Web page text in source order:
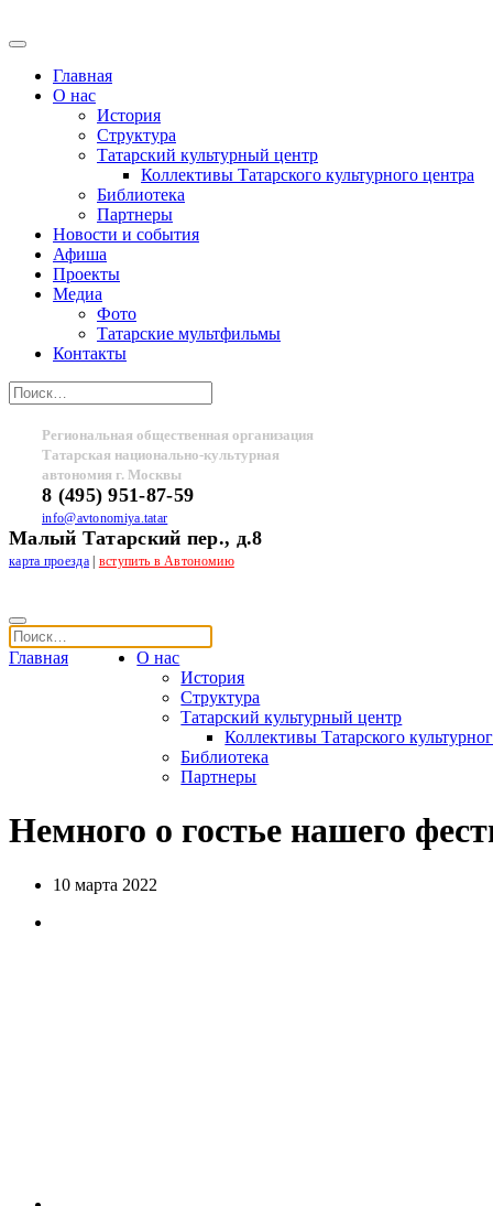
Главная
О нас
История
Структура
Татарский культурный центр
Коллективы Татарского культурного центра
Библиотека
Партнеры
Новости и события
Афиша
Проекты
Медиа
Фото
Татарские мультфильмы
Контакты
Региональная общественная организация
Татарская национально-культурная
автономия г. Москвы
8 (495) 951-87-59
info@avtonomiya.tatar
Малый Татарский пер., д.8
карта проезда| вступить в Автономию
Главная
О нас
История
Структура
Татарский культурный центр
Коллективы Татарского
Библиотека
Партнеры
Немного о гостье нашего
10 марта 2022